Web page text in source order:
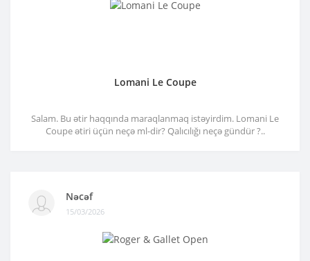
Lomani Le Coupe
Salam. Bu ətir haqqında maraqlanmaq istəyirdim. Lomani Le
Coupe ətiri üçün neçə ml-dir? Qalıcılığı neçə gündür ?..
Nəcəf
15/03/2026